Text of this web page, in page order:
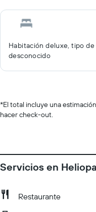
Habitación deluxe, tipo de
desconocido
*El total incluye una
hacer check-out.
Servicios en
Restaurante